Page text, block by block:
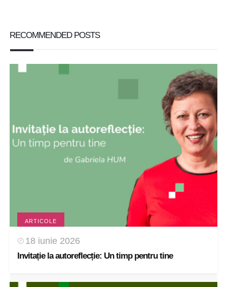
RECOMMENDED POSTS
ARTICOLE
18 iunie 2026
Invitație la autoreflecție: Un timp pentru tine